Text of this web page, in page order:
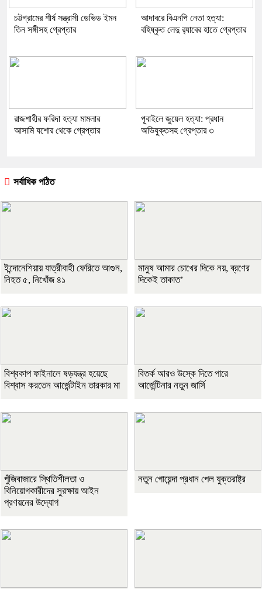
চট্টগ্রামের শীর্ষ সন্ত্রাসী ডেভিড ইমন
তিন সঙ্গীসহ গ্রেপ্তার
আদাবরে বিএনপি নেতা হত্যা:
বহিষ্কৃত লেদু র‍্যাবের হাতে গ্রেপ্তার
রাজশাহীর ফরিদা হত্যা মামলার
আসামি যশোর থেকে গ্রেপ্তার
পূবাইলে জুয়েল হত্যা: প্রধান
অভিযুক্তসহ গ্রেপ্তার ৩
সর্বাধিক পঠিত
ইন্দোনেশিয়ায় যাত্রীবাহী ফেরিতে আগুন,
নিহত ৫, নিখোঁজ ৪১
মানুষ আমার চোখের দিকে নয়, ব্রণের
দিকেই তাকাত’
বিশ্বকাপ ফাইনালে ষড়যন্ত্র হয়েছে
বিশ্বাস করতেন আর্জেন্টাইন তারকার মা
বিতর্ক আরও উস্কে দিতে পারে
আর্জেন্টিনার নতুন জার্সি
পুঁজিবাজারে স্থিতিশীলতা ও
বিনিয়োগকারীদের সুরক্ষায় আইন
প্রণয়নের উদ্যোগ
নতুন গোয়েন্দা প্রধান পেল যুক্তরাষ্ট্র